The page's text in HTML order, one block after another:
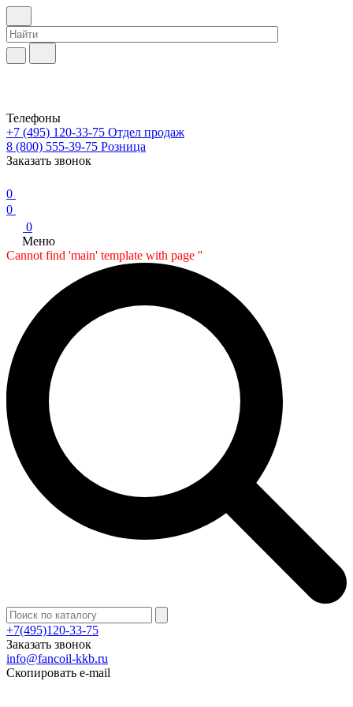
Телефоны
+7 (495) 120-33-75 Отдел продаж
8 (800) 555-39-75 Розница
Заказать звонок
0
0
0
Меню
Cannot find 'main' template with page ''
+7(495)120-33-75
Заказать звонок
info@fancoil-kkb.ru
Скопировать e-mail